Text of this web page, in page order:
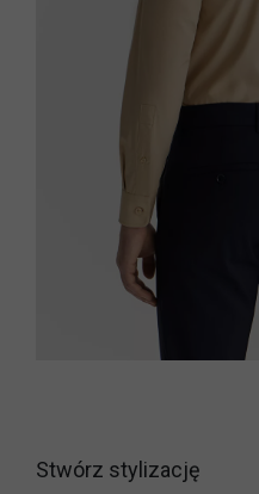
Stwórz stylizację